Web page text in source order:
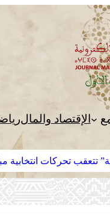
الإقتصاد والمال
تتعقب تحركات انتخابية